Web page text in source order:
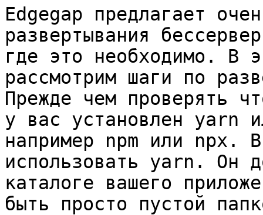
Edgegap предлагает
развертывания
где это необходимо. В
рассмотрим шаги по
Прежде чем проверять
у вас установлен yarn
например npm или npx.
использовать yarn. Он
каталоге вашего
быть просто пустой